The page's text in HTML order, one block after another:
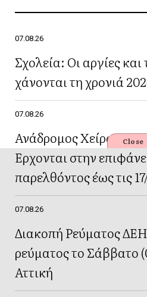
07.08.26
Σχολεία: Οι αργίες
χάνονται τη χρονιά
07.08.26
Ανάδρομος Χείρωνας
Έρχονται στην
παρελθόντος έως τις
07.08.26
Διακοπή Ρεύματος
ρεύματος το Σάββατο
Αττική
Close